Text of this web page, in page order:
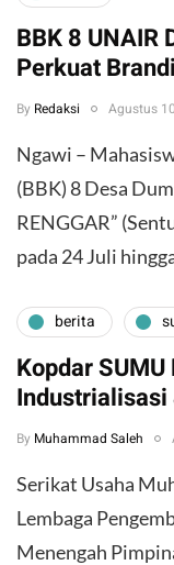
BBK 8 UNAIR
Perkuat
By Redaksi Agustus
​Ngawi –
(BBK) 8 Desa
RENGGAR”
pada 24 Juli
berita
Kopdar
Industrialisasi
By Muhammad Saleh
Serikat Usaha
Lembaga
Menengah